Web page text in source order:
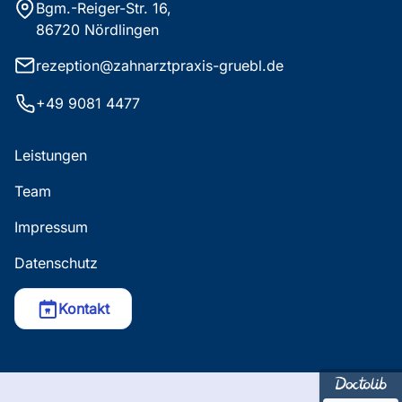
Bgm.-Reiger-Str. 16,
86720 Nördlingen
rezeption@zahnarztpraxis-gruebl.de
+49 9081 4477
Leistungen
Team
Impressum
Datenschutz
Kontakt